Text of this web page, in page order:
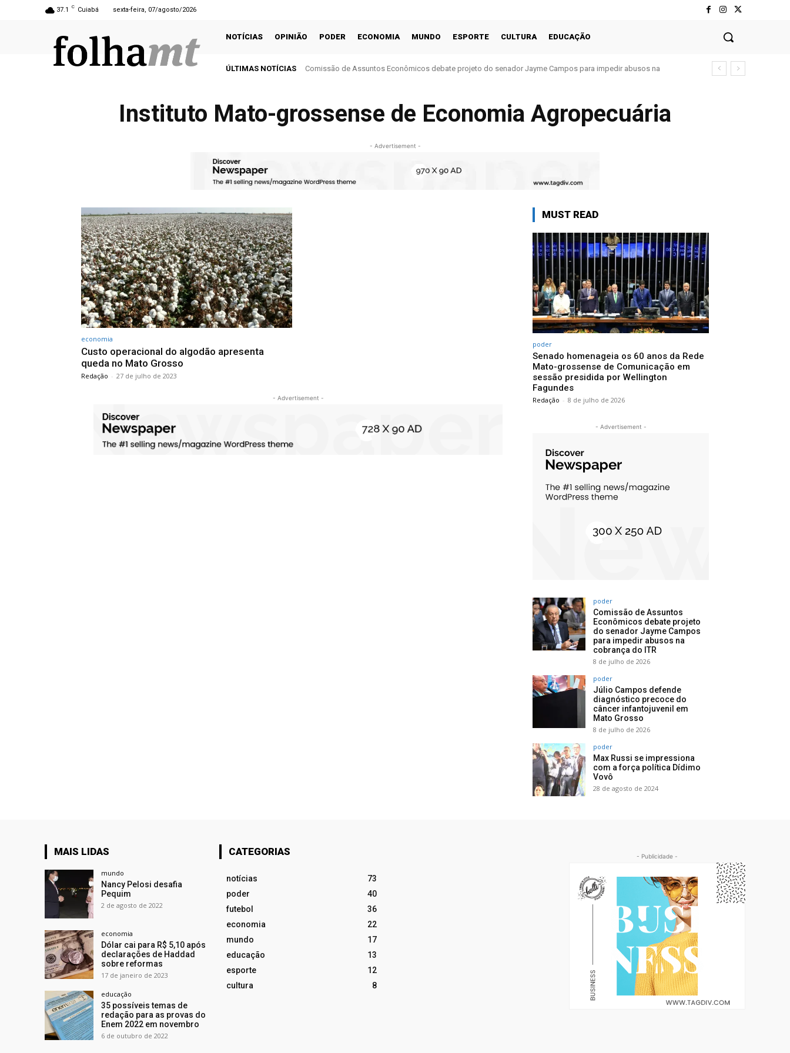
37.1 C Cuiabá sexta-feira, 07/agosto/2026
NOTÍCIAS OPINIÃO PODER ECONOMIA MUNDO ESPORTE CULTURA EDUCAÇÃO
ÚLTIMAS NOTÍCIAS
Comissão de Assuntos Econômicos debate projeto do senador Jayme Campos para impedir abusos na
Instituto Mato-grossense de Economia Agropecuária
- Advertisement -
economia
Custo operacional do algodão apresenta
queda no Mato Grosso
Redação - 27 de julho de 2023
- Advertisement -
MUST READ
poder
Senado homenageia os 60 anos da Rede
Mato-grossense de Comunicação em
sessão presidida por Wellington
Fagundes
Redação - 8 de julho de 2026
- Advertisement -
poder
Comissão de Assuntos
Econômicos debate projeto
do senador Jayme Campos
para impedir abusos na
cobrança do ITR
8 de julho de 2026
poder
Júlio Campos defende
diagnóstico precoce do
câncer infantojuvenil em
Mato Grosso
8 de julho de 2026
poder
Max Russi se impressiona
com a força política Dídimo
Vovô
28 de agosto de 2024
MAIS LIDAS
mundo
Nancy Pelosi desafia
Pequim
2 de agosto de 2022
economia
Dólar cai para R$ 5,10 após
declarações de Haddad
sobre reformas
17 de janeiro de 2023
educação
35 possíveis temas de
redação para as provas do
Enem 2022 em novembro
6 de outubro de 2022
CATEGORIAS
notícias
73
poder
40
futebol
36
economia
22
mundo
17
educação
13
esporte
12
cultura
8
- Publicidade -